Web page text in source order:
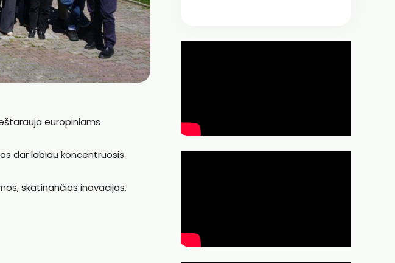
europiniams
dar labiau koncentruosis
skatinančios inovacijas,